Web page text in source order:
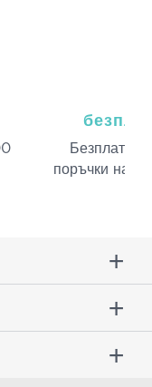
Безплатна
поръчки над